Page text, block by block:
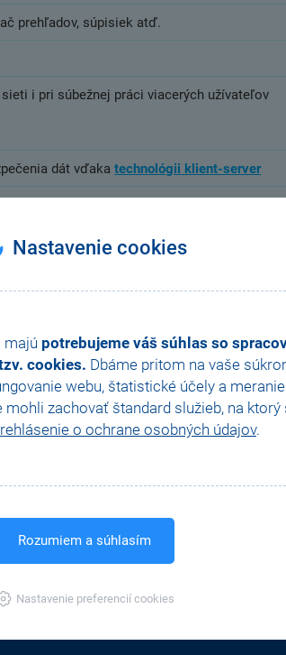
Nastavenie cookies
majú potrebujeme váš súhlas so
cookies. Dbáme pritom na vaše
webu, štatistické účely a
zachovať štandard služieb, na ktorý
o ochrane osobných údajov.
Rozumiem a súhlasím
Nastavenie preferencií cookies
prehľadov, súpisiek atď.
i pri súbežnej práci viacerých užívateľov
dát vďakatechnológii klient-server
evidencia viacerých dodávateľov,
objednávky jednoduchých i zložených
parametrov, užívateľské agendy podľa
práva na tlačové zostavy
Cenník